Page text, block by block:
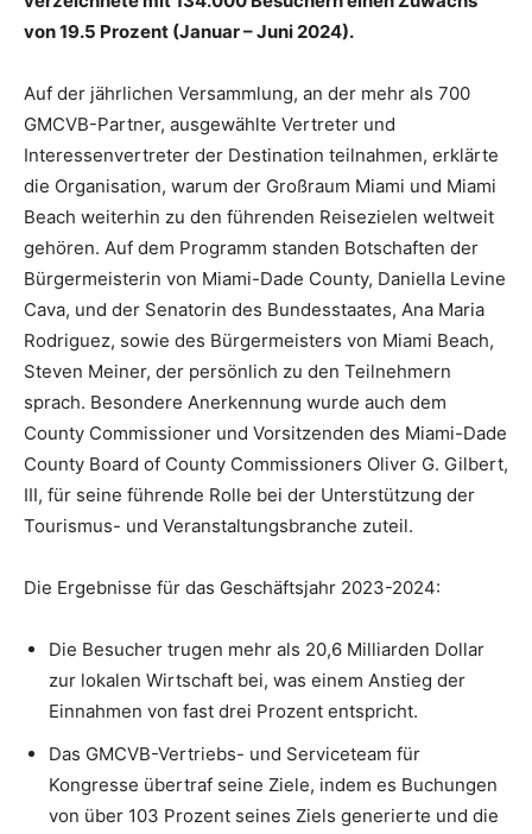
von 19.5 Prozent (Januar – Juni 2024).
Auf der jährlichen Versammlung, an der mehr als 700
GMCVB-Partner, ausgewählte Vertreter und
Interessenvertreter der Destination teilnahmen, erklärte
die Organisation, warum der Großraum Miami und Miami
Beach weiterhin zu den führenden Reisezielen weltweit
gehören. Auf dem Programm standen Botschaften der
Bürgermeisterin von Miami-Dade County, Daniella Levine
Cava, und der Senatorin des Bundesstaates, Ana Maria
Rodriguez, sowie des Bürgermeisters von Miami Beach,
Steven Meiner, der persönlich zu den Teilnehmern
sprach. Besondere Anerkennung wurde auch dem
County Commissioner und Vorsitzenden des Miami-Dade
County Board of County Commissioners Oliver G. Gilbert,
III, für seine führende Rolle bei der Unterstützung der
Tourismus- und Veranstaltungsbranche zuteil.
Die Ergebnisse für das Geschäftsjahr 2023-2024:
Die Besucher trugen mehr als 20,6 Milliarden Dollar
zur lokalen Wirtschaft bei, was einem Anstieg der
Einnahmen von fast drei Prozent entspricht.
Das GMCVB-Vertriebs- und Serviceteam für
Kongresse übertraf seine Ziele, indem es Buchungen
von über 103 Prozent seines Ziels generierte und die